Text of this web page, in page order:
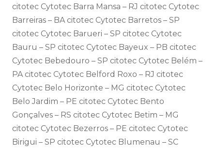
citotec Cytotec Barra Mansa – RJ citotec Cytotec
Barreiras – BA citotec Cytotec Barretos – SP
citotec Cytotec Barueri – SP citotec Cytotec
Bauru – SP citotec Cytotec Bayeux – PB citotec
Cytotec Bebedouro – SP citotec Cytotec Belém –
PA citotec Cytotec Belford Roxo – RJ citotec
Cytotec Belo Horizonte – MG citotec Cytotec
Belo Jardim – PE citotec Cytotec Bento
Gonçalves – RS citotec Cytotec Betim – MG
citotec Cytotec Bezerros – PE citotec Cytotec
Birigui – SP citotec Cytotec Blumenau – SC